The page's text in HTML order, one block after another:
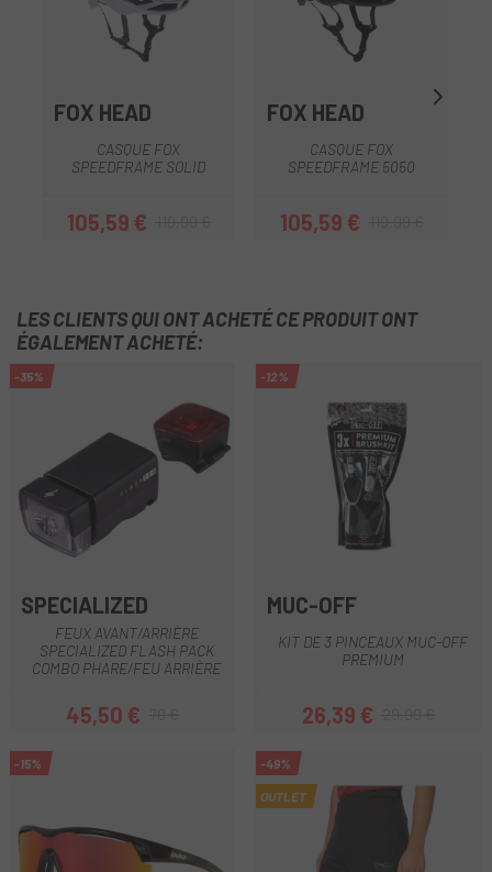
FOX HEAD
CASQUE FOX
SPEEDFRAME SOLID
Prix
105,59 €Prix habituel
FOX HEAD
CASQUE FOX
SPEEDFRAME 5050
Prix
105,59 €Prix habituel
LES CLIENTS QUI ONT ACHETÉ CE PRODUIT ONT
ÉGALEMENT ACHETÉ:
-35%
SPECIALIZED
FEUX AVANT/ARRIÈRE
SPECIALIZED FLASH PACK
COMBO PHARE/FEU ARRIÈRE
Prix
45,50 €Prix habituel
-12%
MUC-OFF
KIT DE 3 PINCEAUX MUC-OFF
PREMIUM
Prix
26,39 €Prix habituel
-15% -49%
OUTLET